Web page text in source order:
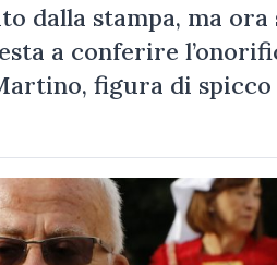
dalla stampa, ma
a conferire
figura di